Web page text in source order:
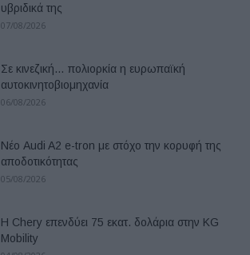
υβριδικά της
07/08/2026
Σε κινεζική… πολιορκία η ευρωπαϊκή
αυτοκινητοβιομηχανία
06/08/2026
Νέο Audi A2 e-tron με στόχο την κορυφή της
αποδοτικότητας
05/08/2026
Η Chery επενδύει 75 εκατ. δολάρια στην KG
Mobility